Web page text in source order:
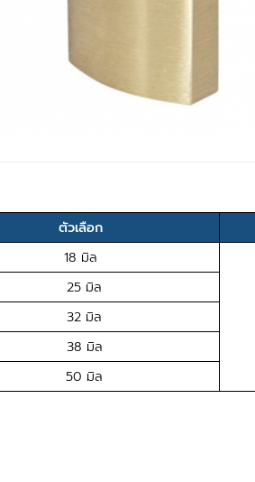
ตัวเลือก
18 มิล
25 มิล
32 มิล
38 มิล
50 มิล